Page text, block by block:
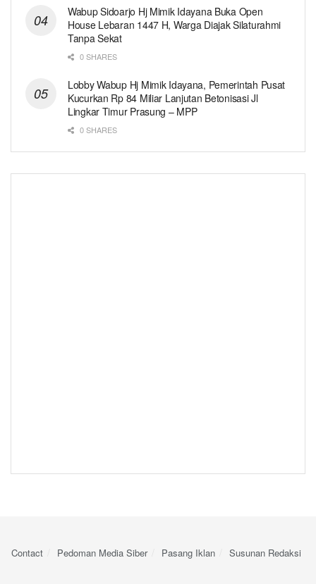
Wabup Sidoarjo Hj Mimik Idayana Buka Open
House Lebaran 1447 H, Warga Diajak Silaturahmi
Tanpa Sekat
0 SHARES
Lobby Wabup Hj Mimik Idayana, Pemerintah Pusat
Kucurkan Rp 84 Miliar Lanjutan Betonisasi Jl
Lingkar Timur Prasung – MPP
0 SHARES
Contact Pedoman Media Siber Pasang Iklan Susunan Redaksi